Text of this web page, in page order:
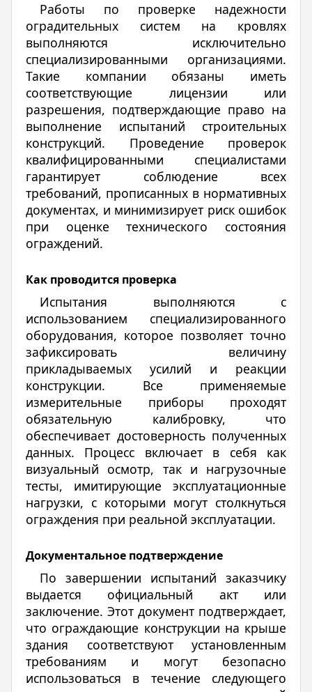
Работы по проверке надежности
оградительных систем на кровлях
выполняются исключительно
специализированными организациями.
Такие компании обязаны иметь
соответствующие лицензии или
разрешения, подтверждающие право на
выполнение испытаний строительных
конструкций. Проведение проверок
квалифицированными специалистами
гарантирует соблюдение всех
требований, прописанных в нормативных
документах, и минимизирует риск ошибок
при оценке технического состояния
ограждений.
Как проводится проверка
Испытания выполняются с
использованием специализированного
оборудования, которое позволяет точно
зафиксировать величину
прикладываемых усилий и реакции
конструкции. Все применяемые
измерительные приборы проходят
обязательную калибровку, что
обеспечивает достоверность полученных
данных. Процесс включает в себя как
визуальный осмотр, так и нагрузочные
тесты, имитирующие эксплуатационные
нагрузки, с которыми могут столкнуться
ограждения при реальной эксплуатации.
Документальное подтверждение
По завершении испытаний заказчику
выдается официальный акт или
заключение. Этот документ подтверждает,
что ограждающие конструкции на крыше
здания соответствуют установленным
требованиям и могут безопасно
использоваться в течение следующего